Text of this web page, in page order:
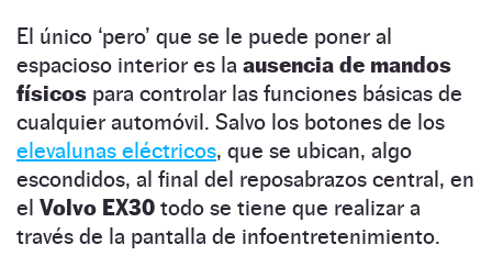
El único ‘pero’ que se le puede poner al
espacioso interior es la ausencia de mandos
físicos para controlar las funciones básicas de
cualquier automóvil. Salvo los botones de los
elevalunas eléctricos, que se ubican, algo
escondidos, al final del reposabrazos central, en
el Volvo EX30 todo se tiene que realizar a
través de la pantalla de infoentretenimiento.